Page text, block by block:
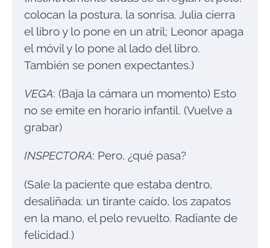
colocan la postura, la sonrisa. Julia cierra
el libro y lo pone en un atril; Leonor apaga
el móvil y lo pone al lado del libro.
También se ponen expectantes.)
VEGA: (Baja la cámara un momento) Esto
no se emite en horario infantil. (Vuelve a
grabar)
INSPECTORA: Pero, ¿qué pasa?
(Sale la paciente que estaba dentro,
desaliñada: un tirante caído, los zapatos
en la mano, el pelo revuelto. Radiante de
felicidad.)